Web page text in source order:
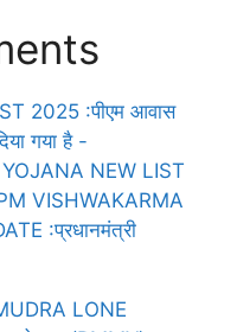
2025 :पीएम आवास
गया है -
NEW LIST
VISHWAKARMA
:प्रधानमंत्री
LONE